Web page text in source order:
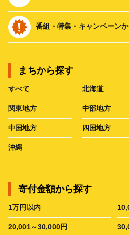
番組・特集・キャンペーン
まちから探す
すべて 北海道
関東地方 中部地方
中国地方 四国地方
沖縄
寄付金額から探す
1万円以内
20,001～30,000円